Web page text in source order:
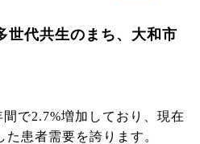
世代共生のまち、大和市
で2.7%増加しており、現在
患者需要を誇ります。